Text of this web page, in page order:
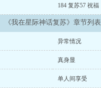
184 复苏57 祝福
《我在星际神话复苏》章节列表
异常情况
真身显
单人间享受